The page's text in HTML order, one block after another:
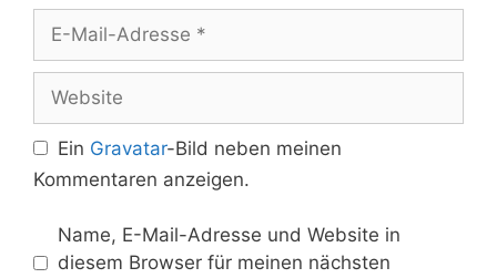
Mail-
Adresse
Ein Gravatar-Bild neben meinen
Kommentaren anzeigen.
Name, E-Mail-Adresse und Website in
diesem Browser für meinen nächsten